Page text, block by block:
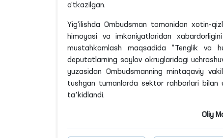
o‘tkazilgan.
Yig‘ilishda Ombudsman tomonidan xotin-
himoyasi va imkoniyatlaridan
mustahkamlash maqsadida “Tenglik va
deputatlarning saylov okruglaridagi
yuzasidan Ombudsmanning mintaqaviy
tushgan tumanlarda sektor rahbarlari bilan
taʼkidlandi.
Oliy